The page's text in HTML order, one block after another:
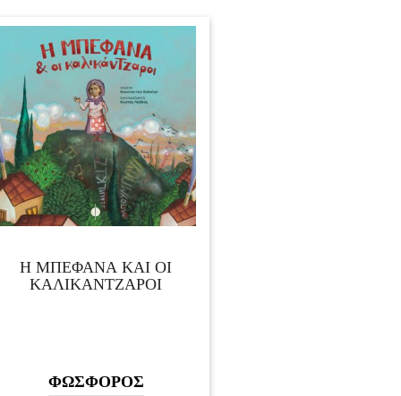
Η ΜΠΕΦΑΝΑ ΚΑΙ ΟΙ
ΚΑΛΙΚΑΝΤΖΑΡΟΙ
ΦΩΣΦΟΡΟΣ